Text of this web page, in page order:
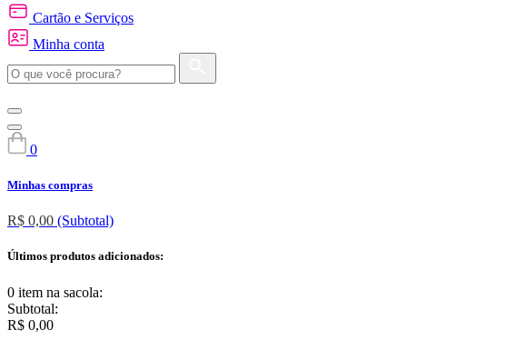
Cartão e Serviços
Minha conta
0
Minhas compras
R$ 0,00 (Subtotal)
Últimos produtos adicionados:
0 item na sacola:
Subtotal:
R$ 0,00